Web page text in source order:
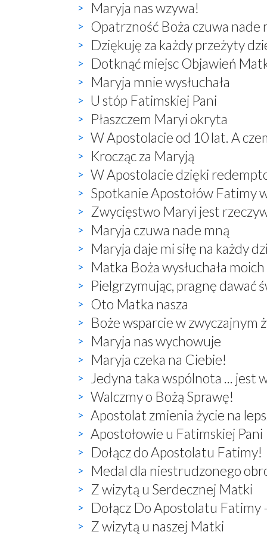
Maryja nas wzywa!
Opatrzność Boża czuwa nade
Dziękuję za każdy przeżyty
Dotknąć miejsc Objawień
Maryja mnie wysłuchała
U stóp Fatimskiej Pani
Płaszczem Maryi okryta
W Apostolacie od 10 lat. A
Krocząc za Maryją
W Apostolacie dzięki
Spotkanie Apostołów Fatimy
Zwycięstwo Maryi jest
Maryja czuwa nade mną
Maryja daje mi siłę na każdy
Matka Boża wysłuchała
Pielgrzymując, pragnę dawać
Oto Matka nasza
Boże wsparcie w zwyczajnym
Maryja nas wychowuje
Maryja czeka na Ciebie!
Jedyna taka wspólnota ... jest
Walczmy o Bożą Sprawę!
Apostolat zmienia życie na
Apostołowie u Fatimskiej Pani
Dołącz do Apostolatu Fatimy!
Medal dla niestrudzonego
Z wizytą u Serdecznej Matki
Dołącz Do Apostolatu
Z wizytą u naszej Matki